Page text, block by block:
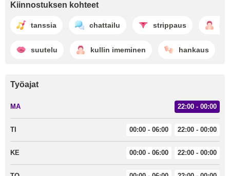
Kiinnostuksen kohteet
tanssia chattailu strippaus
suutelu kullin imeminen hankaus
Työajat
MA 22:00 - 00:00
TI 00:00 - 06:00 22:00 - 00:00
KE 00:00 - 06:00 22:00 - 00:00